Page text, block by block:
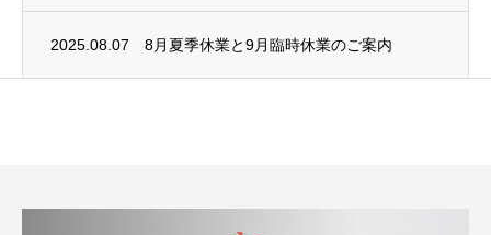
2025.08.07 8月夏季休業と9月臨時休業のご案内